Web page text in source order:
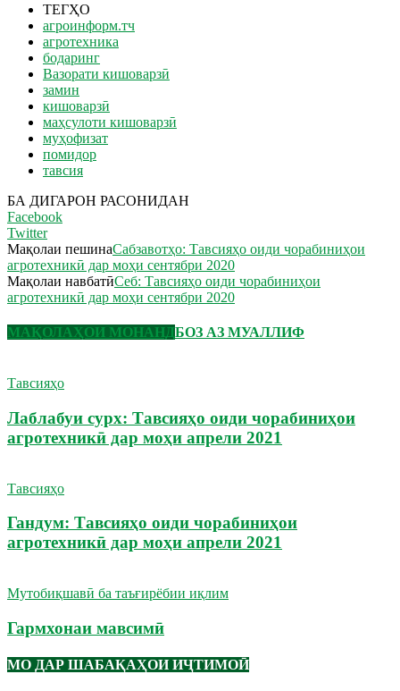
ТЕГҲО
агроинформ.тч
агротехника
бодаринг
Вазорати кишоварзӣ
замин
кишоварзӣ
маҳсулоти кишоварзӣ
муҳофизат
помидор
тавсия
БА ДИГАРОН РАСОНИДАН
Facebook
Twitter
Мақолаи пешинаСабзавотҳо: Тавсияҳо оиди чорабиниҳои
агротехникӣ дар моҳи сентябри 2020
Мақолаи навбатӣСеб: Тавсияҳо оиди чорабиниҳои
агротехникӣ дар моҳи сентябри 2020
МАҚОЛАҲОИ МОНАНДБОЗ АЗ МУАЛЛИФ
Тавсияҳо
Лаблабуи сурх: Тавсияҳо оиди чорабиниҳои
агротехникӣ дар моҳи апрели 2021
Тавсияҳо
Гандум: Тавсияҳо оиди чорабиниҳои
агротехникӣ дар моҳи апрели 2021
Мутобиқшавӣ ба таъғирёбии иқлим
Гармхонаи мавсимӣ
МО ДАР ШАБАҚАҲОИ ИҶТИМОӢ